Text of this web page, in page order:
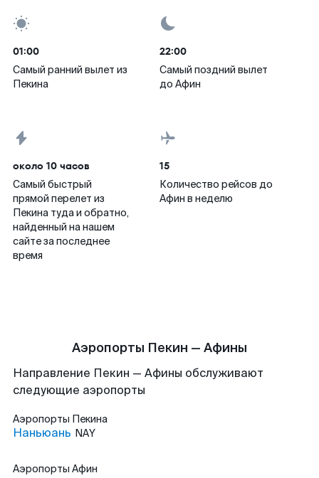
01:00
Самый ранний вылет из
Пекина
22:00
Самый поздний вылет
до Афин
около 10 часов
Самый быстрый
прямой перелет из
Пекина туда и обратно,
найденный на нашем
сайте за последнее
время
15
Количество рейсов до
Афин в неделю
Аэропорты Пекин — Афины
Направление Пекин — Афины обслуживают
следующие аэропорты
Аэропорты Пекина
Наньюань NAY
Аэропорты Афин